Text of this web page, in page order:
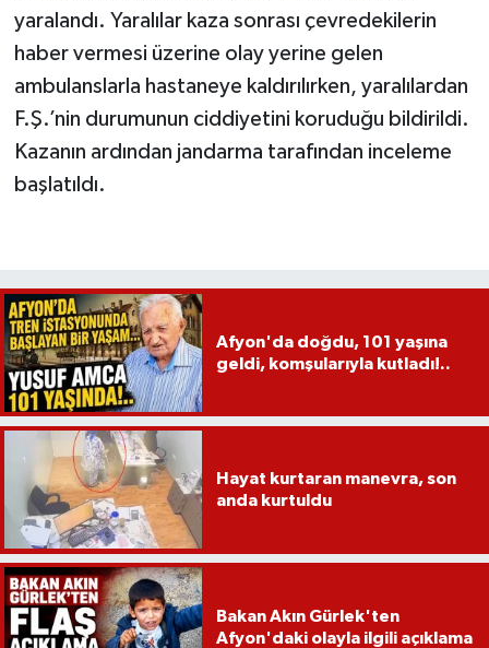
yaralandı. Yaralılar kaza sonrası çevredekilerin
haber vermesi üzerine olay yerine gelen
ambulanslarla hastaneye kaldırılırken, yaralılardan
F.Ş.’nin durumunun ciddiyetini koruduğu bildirildi.
Kazanın ardından jandarma tarafından inceleme
başlatıldı.
Afyon'da doğdu, 101 yaşına
geldi, komşularıyla kutladı!..
Hayat kurtaran manevra, son
anda kurtuldu
Bakan Akın Gürlek'ten
Afyon'daki olayla ilgili açıklama